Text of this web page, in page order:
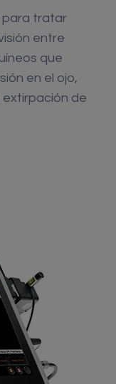
para tratar
entre
que
en el ojo,
extirpación de